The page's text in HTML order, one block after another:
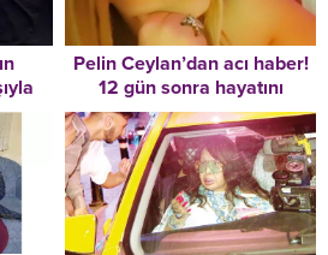
Pelin Ceylan’dan acı haber!
12 gün sonra hayatını
kaybetti